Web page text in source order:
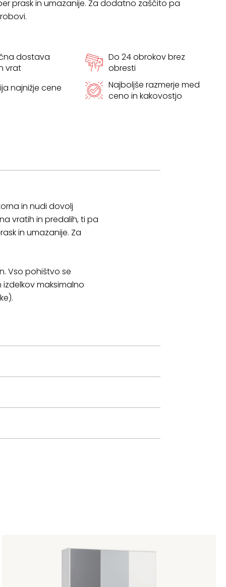
prask in umazanije. Za dodatno zaščito pa
dostava
vrat
Do 24 obrokov brez
obresti
najnižje cene
Najboljše razmerje med
ceno in kakovostjo
in nudi dovolj
vratih in predalih, ti pa
in umazanije. Za
Vso pohištvo se
maksimalno